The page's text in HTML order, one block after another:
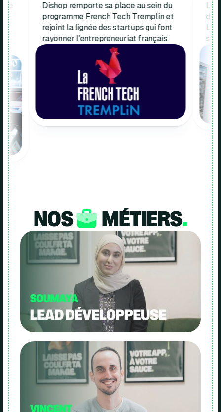
Dishop remporte sa place au sein du
programme French Tech Tremplin et
rejoint la lignée des startups qui font
rayonner l'entrepreneuriat français.
de
NOS MÉTIERS.